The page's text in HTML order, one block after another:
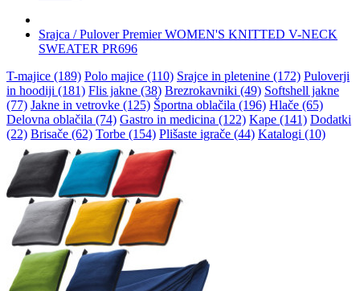
Srajca / Pulover Premier WOMEN'S KNITTED V-NECK
SWEATER PR696
T-majice (189) Polo majice (110) Srajce in pletenine (172) Puloverji
in hoodiji (181) Flis jakne (38) Brezrokavniki (49) Softshell jakne
(77) Jakne in vetrovke (125) Športna oblačila (196) Hlače (65)
Delovna oblačila (74) Gastro in medicina (122) Kape (141) Dodatki
(22) Brisače (62) Torbe (154) Plišaste igrače (44) Katalogi (10)